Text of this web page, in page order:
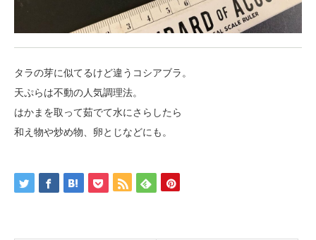
タラの芽に似てるけど違うコシアブラ。
天ぷらは不動の人気調理法。
はかまを取って茹でて水にさらしたら
和え物や炒め物、卵とじなどにも。